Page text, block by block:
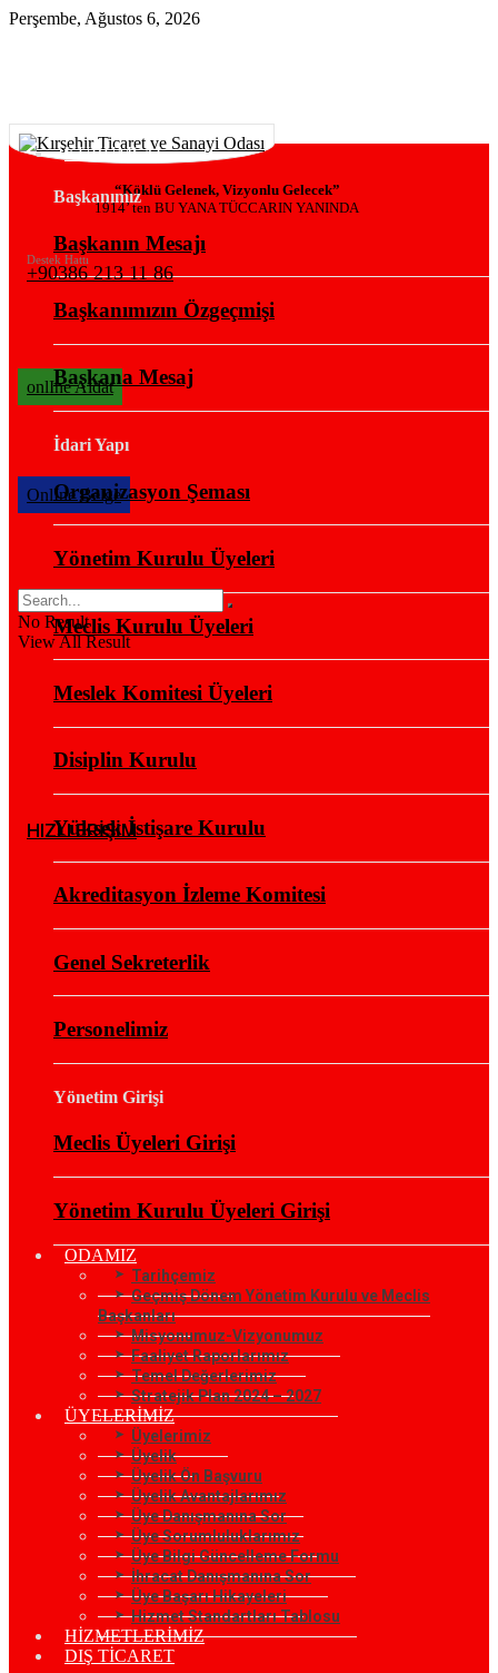
Perşembe, Ağustos 6, 2026
“Köklü Gelenek, Vizyonlu Gelecek”
1914’ ten BU YANA TÜCCARIN YANINDA
Destek Hattı
+90386 213 11 86
onlIne Aidat
OnlIne Belge
No Result
View All Result
HIZLI ERİŞİM
KURUMSAL
Başkanımız
Başkanın Mesajı
Başkanımızın Özgeçmişi
Başkana Mesaj
İdari Yapı
Organizasyon Şeması
Yönetim Kurulu Üyeleri
Meclis Kurulu Üyeleri
Meslek Komitesi Üyeleri
Disiplin Kurulu
Yüksek İstişare Kurulu
Akreditasyon İzleme Komitesi
Genel Sekreterlik
Personelimiz
Yönetim Girişi
Meclis Üyeleri Girişi
Yönetim Kurulu Üyeleri Girişi
ODAMIZ
Tarihçemiz
Geçmiş Dönem Yönetim Kurulu ve Meclis
Başkanları
Misyonumuz-Vizyonumuz
Faaliyet Raporlarımız
Temel Değerlerimiz
Stratejik Plan 2024 – 2027
ÜYELERİMİZ
Üyelerimiz
Üyelik
Üyelik Ön Başvuru
Üyelik Avantajlarımız
Üye Danışmanına Sor
Üye Sorumluluklarımız
Üye Bilgi Güncelleme Formu
İhracat Danışmanına Sor
Üye Başarı Hikayeleri
Hizmet Standartları Tablosu
HİZMETLERİMİZ
DIŞ TİCARET